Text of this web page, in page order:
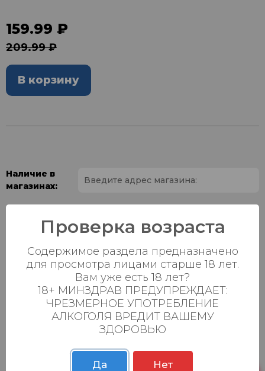
159.99 ₽
209.99 ₽
В корзину
Наличие в
магазинах:
Ваш город:
Батыршина 20Б
23:00
13 шт.
Магистральная 22д
Пн-Вс с 08:00 до
23:00
Осиновская 2В,
Пестрецы
Пн-Вс с 09:00 до
23:00
23 шт.
23:00
Проверка возраста
Содержимое раздела предназначено
для просмотра лицами старше 18 лет.
Вам уже есть 18 лет?
18+ МИНЗДРАВ ПРЕДУПРЕЖДАЕТ:
ЧРЕЗМЕРНОЕ УПОТРЕБЛЕНИЕ
АЛКОГОЛЯ ВРЕДИТ ВАШЕМУ
ЗДОРОВЬЮ
Да Нет